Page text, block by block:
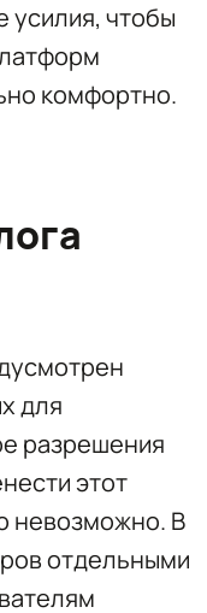
усилия, чтобы
комфортно.
для
разрешения
этот
невозможно. В
отдельными